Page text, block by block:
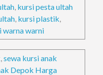
, kursi pesta ultah
, kursi plastik,
warna warni
,sewa kursi anak
Depok Harga